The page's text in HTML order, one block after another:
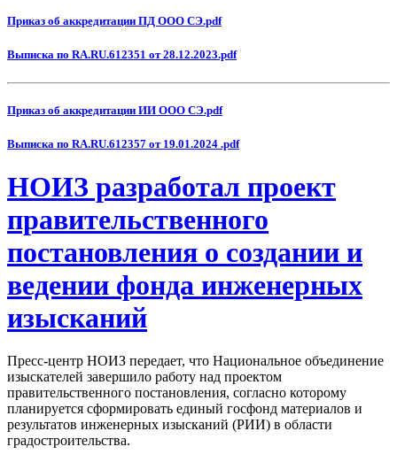
Приказ об аккредитации ПД ООО СЭ.pdf
Выписка по RA.RU.612351 от 28.12.2023.pdf
Приказ об аккредитации ИИ ООО СЭ.pdf
Выписка по RA.RU.612357 от 19.01.2024 .pdf
НОИЗ разработал проект
правительственного
постановления о создании и
ведении фонда инженерных
изысканий
Пресс-центр НОИЗ передает, что Национальное объединение
изыскателей завершило работу над проектом
правительственного постановления, согласно которому
планируется сформировать единый госфонд материалов и
результатов инженерных изысканий (РИИ) в области
градостроительства.